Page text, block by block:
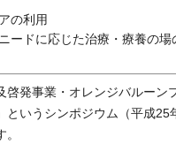
の利用
ードに応じた治療・療養の場
発事業・オレンジバルーン
というシンポジウム（平成